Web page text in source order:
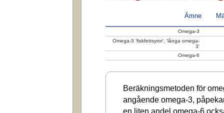
Ämne
Omega-3
Omega-3 'fiskfettsyror', 'långa omega-
3'
Omega-6
Beräkningsmetoden för
angående omega-3,
en liten andel omega-6